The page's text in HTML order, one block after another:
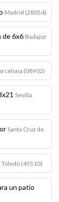
Madrid (28054)
de 6x6 Badajoz
(08902)
Sevilla
Santa Cruz de
Toledo (45510)
un patio